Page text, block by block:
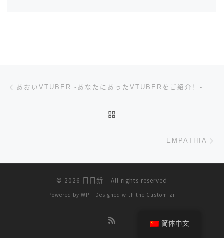
文章导航
あおいVTUBER -あなたにあったVTUBERをご紹介！-
EMPATHIA
© 2026 日日新 – All rights reserved
Powered by WP – Designed with the Customizr
简体中文